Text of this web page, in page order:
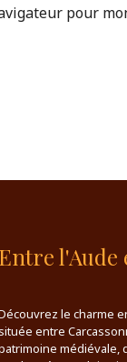
pour
Entre l'Aude
le charme
entre
médiévale,